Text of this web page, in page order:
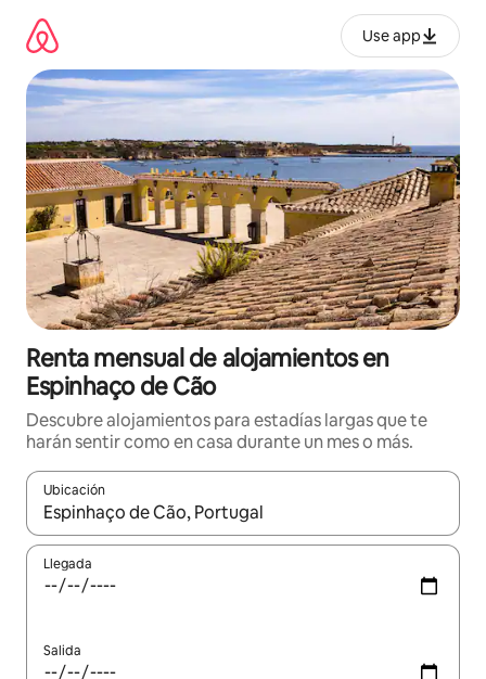
contenido
Use app
Renta mensual de alojamientos en
Espinhaço de Cão
Descubre alojamientos para estadías largas que te
harán sentir como en casa durante un mes o más.
Ubicación
Cuando los resultados estén disponibles, navega con las
Llegada
Salida